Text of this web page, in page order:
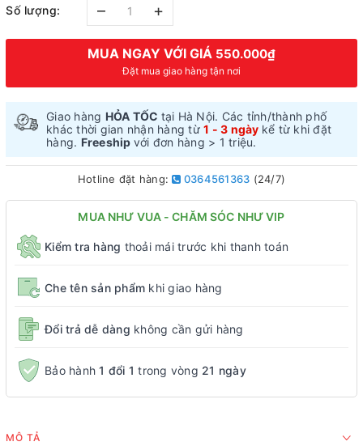
Số lượng: – +
MUA NGAY VỚI GIÁ 550.000₫
Đặt mua giao hàng tận nơi
Giao hàng HỎA TỐC tại Hà Nội. Các tỉnh/thành phố
khác thời gian nhận hàng từ 1 - 3 ngày kể từ khi đặt
hàng. Freeship với đơn hàng > 1 triệu.
Hotline đặt hàng: 0364561363 (24/7)
MUA NHƯ VUA - CHĂM SÓC NHƯ VIP
Kiểm tra hàng thoải mái trước khi thanh toán
Che tên sản phẩm khi giao hàng
Đổi trả dễ dàng không cần gửi hàng
Bảo hành1 đổi 1 trong vòng 21 ngày
MÔ TẢ